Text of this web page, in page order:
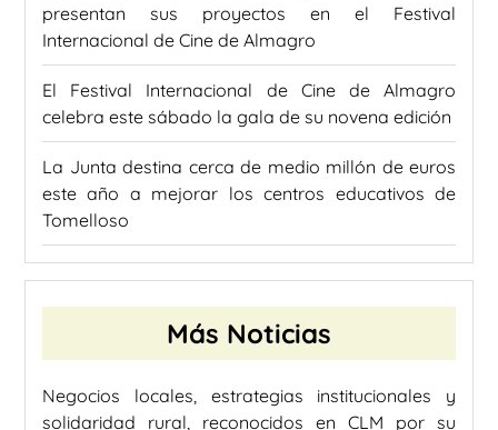
presentan sus proyectos en el Festival
Internacional de Cine de Almagro
El Festival Internacional de Cine de Almagro
celebra este sábado la gala de su novena edición
La Junta destina cerca de medio millón de euros
este año a mejorar los centros educativos de
Tomelloso
Más Noticias
Negocios locales, estrategias institucionales y
solidaridad rural, reconocidos en CLM por su